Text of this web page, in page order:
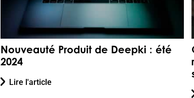
Nouveauté Produit de Deepki : été
2024
Lire l'article